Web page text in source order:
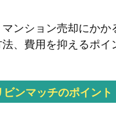
ンション売却にか
、費用を抑えるポイ
ビンマッチのポイント